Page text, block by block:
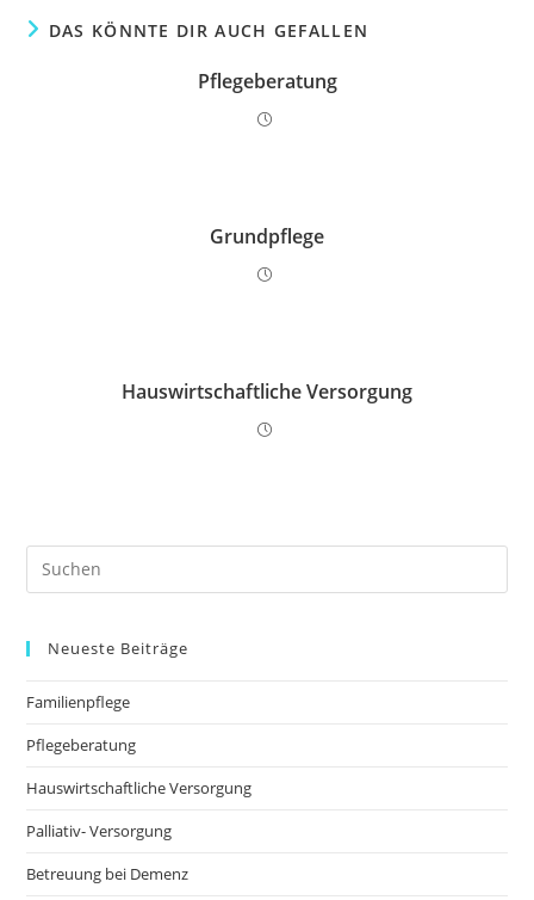
DAS KÖNNTE DIR AUCH GEFALLEN
Pflegeberatung
Grundpflege
Hauswirtschaftliche Versorgung
Neueste Beiträge
Familienpflege
Pflegeberatung
Hauswirtschaftliche Versorgung
Palliativ- Versorgung
Betreuung bei Demenz